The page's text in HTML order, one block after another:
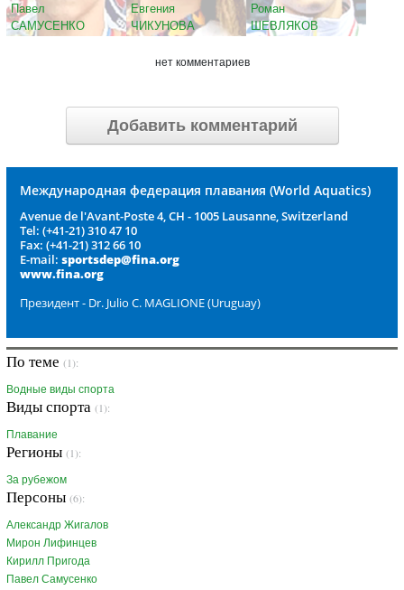
Павел
САМУСЕНКО
Евгения
ЧИКУНОВА
Роман
ШЕВЛЯКОВ
нет комментариев
Добавить комментарий
Международная федерация плавания (World Aquatics)
Avenue de l'Avant-Poste 4, CH - 1005 Lausanne, Switzerland
Tel: (+41-21) 310 47 10
Fax: (+41-21) 312 66 10
E-mail: sportsdep@fina.org
www.fina.org
Президент - Dr. Julio C. MAGLIONE (Uruguay)
По теме (1):
Водные виды спорта
Виды спорта (1):
Плавание
Регионы (1):
За рубежом
Персоны (6):
Александр Жигалов
Мирон Лифинцев
Кирилл Пригода
Павел Самусенко